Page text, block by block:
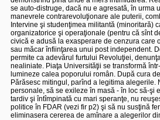
se auto-distruge, dacă nu e agresată, în
manevrele contrarevoluţionare ale puterii,
Intervine şi studenţimea militantă (minoritară)
organizatorice şi operaţionale (pentru că sînt
civică e adusă la exasperare de cenzura
sau măcar înfiinţarea unui post independent.
permite ca adevărul furtului Revoluţiei,
nealiniate. Piaţa Universităţii se transformă
lumineze calea poporului român. După cura
Părăsesc mitingul, parînd a legitima
personale, să se exileze în masă - în loc să-şi
tardiv şi întîmpinată cu mari speranţe, nu
politice în FDAR (vezi fir p2) şi să nu susţină
eliminasera cererea de amînare a alegerilor